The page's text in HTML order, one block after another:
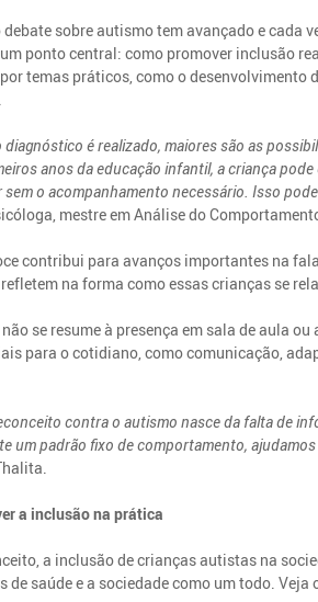
sobre autismo tem avançado e cada
ponto central: como promover inclusão
temas práticos, como o
diagnóstico é realizado, maiores são as
anos da educação infantil, a criança
o acompanhamento necessário. Isso
mestre em Análise do
contribui para avanços importantes na
na forma como essas crianças se
se resume à presença em sala de aula
para o cotidiano, como comunicação,
contra o autismo nasce da falta de
um padrão fixo de comportamento,
a inclusão na prática
a inclusão de crianças autistas na
de saúde e a sociedade como um todo.